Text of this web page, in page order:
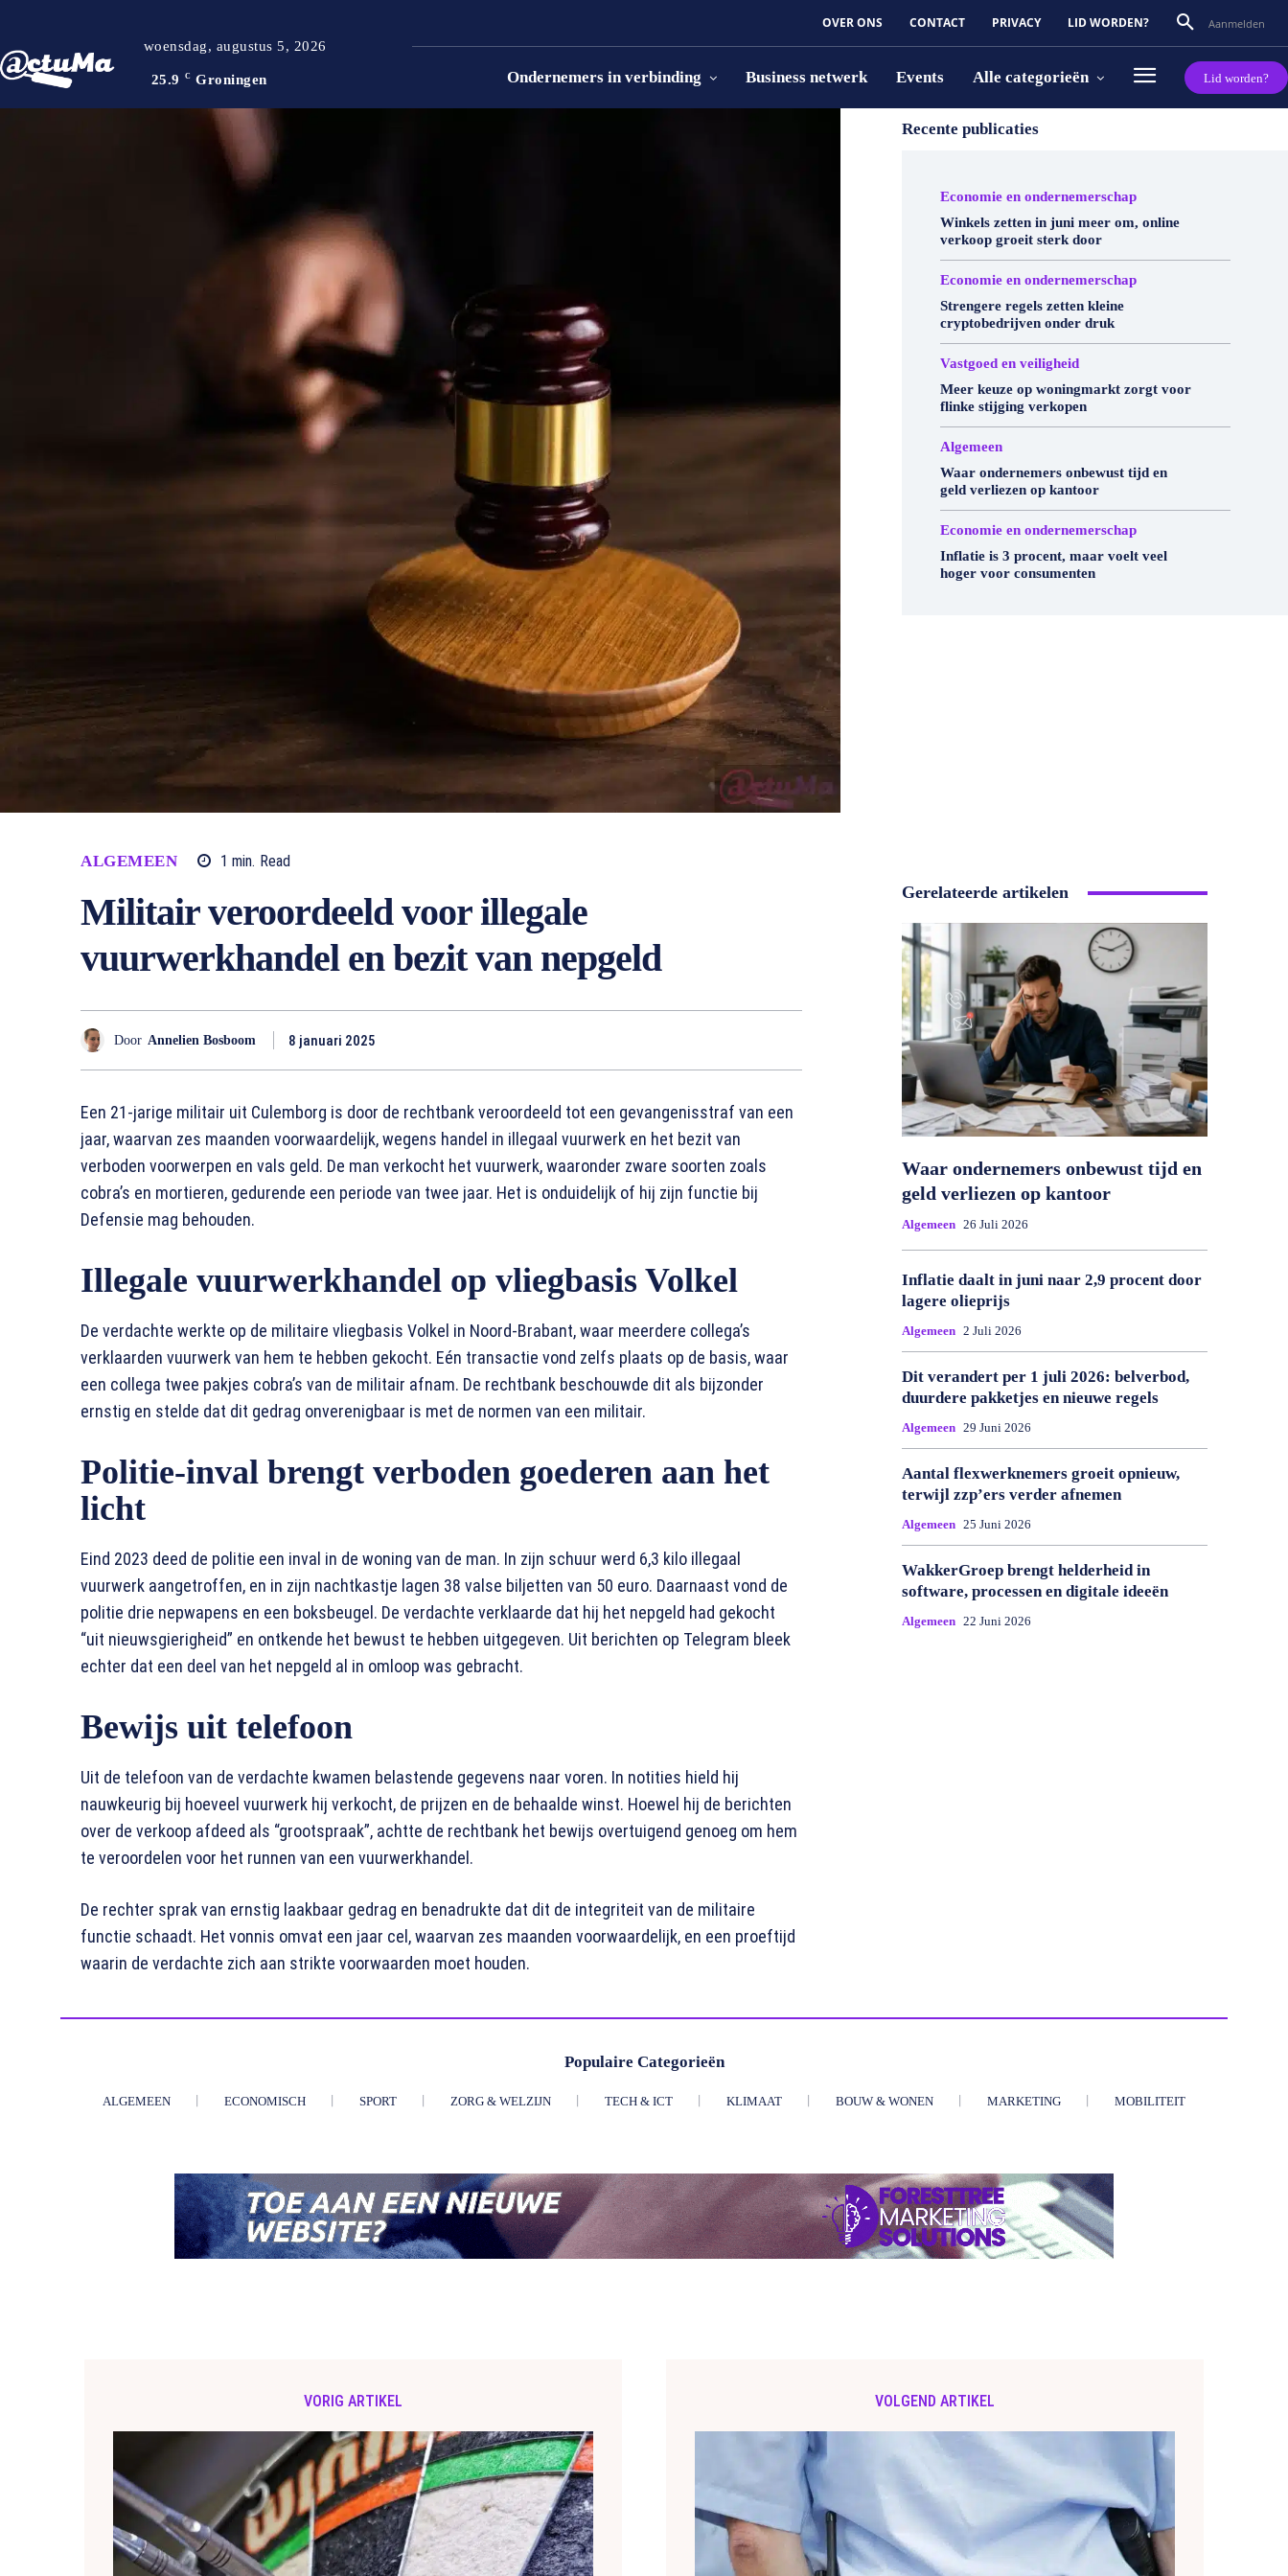
woensdag, augustus 5, 2026
25.9 C Groningen
OVER ONS CONTACT PRIVACY LID WORDEN? Aanmelden
Ondernemers in verbinding Business netwerk Events Alle categorieën Lid worden?
ALGEMEEN 1 min. Read
Militair veroordeeld voor illegale
vuurwerkhandel en bezit van nepgeld
Door Annelien Bosboom 8 januari 2025
Een 21-jarige militair uit Culemborg is door de rechtbank veroordeeld tot een gevangenisstraf van een
jaar, waarvan zes maanden voorwaardelijk, wegens handel in illegaal vuurwerk en het bezit van
verboden voorwerpen en vals geld. De man verkocht het vuurwerk, waaronder zware soorten zoals
cobra’s en mortieren, gedurende een periode van twee jaar. Het is onduidelijk of hij zijn functie bij
Defensie mag behouden.
Illegale vuurwerkhandel op vliegbasis Volkel
De verdachte werkte op de militaire vliegbasis Volkel in Noord-Brabant, waar meerdere collega’s
verklaarden vuurwerk van hem te hebben gekocht. Eén transactie vond zelfs plaats op de basis, waar
een collega twee pakjes cobra’s van de militair afnam. De rechtbank beschouwde dit als bijzonder
ernstig en stelde dat dit gedrag onverenigbaar is met de normen van een militair.
Politie-inval brengt verboden goederen aan het
licht
Eind 2023 deed de politie een inval in de woning van de man. In zijn schuur werd 6,3 kilo illegaal
vuurwerk aangetroffen, en in zijn nachtkastje lagen 38 valse biljetten van 50 euro. Daarnaast vond de
politie drie nepwapens en een boksbeugel. De verdachte verklaarde dat hij het nepgeld had gekocht
“uit nieuwsgierigheid” en ontkende het bewust te hebben uitgegeven. Uit berichten op Telegram bleek
echter dat een deel van het nepgeld al in omloop was gebracht.
Bewijs uit telefoon
Uit de telefoon van de verdachte kwamen belastende gegevens naar voren. In notities hield hij
nauwkeurig bij hoeveel vuurwerk hij verkocht, de prijzen en de behaalde winst. Hoewel hij de berichten
over de verkoop afdeed als “grootspraak”, achtte de rechtbank het bewijs overtuigend genoeg om hem
te veroordelen voor het runnen van een vuurwerkhandel.
De rechter sprak van ernstig laakbaar gedrag en benadrukte dat dit de integriteit van de militaire
functie schaadt. Het vonnis omvat een jaar cel, waarvan zes maanden voorwaardelijk, en een proeftijd
waarin de verdachte zich aan strikte voorwaarden moet houden.
Recente publicaties
Economie en ondernemerschap
Winkels zetten in juni meer om, online
verkoop groeit sterk door
Economie en ondernemerschap
Strengere regels zetten kleine
cryptobedrijven onder druk
Vastgoed en veiligheid
Meer keuze op woningmarkt zorgt voor
flinke stijging verkopen
Algemeen
Waar ondernemers onbewust tijd en
geld verliezen op kantoor
Economie en ondernemerschap
Inflatie is 3 procent, maar voelt veel
hoger voor consumenten
Gerelateerde artikelen
Waar ondernemers onbewust tijd en
geld verliezen op kantoor
Algemeen 26 Juli 2026
Inflatie daalt in juni naar 2,9 procent door
lagere olieprijs
Algemeen 2 Juli 2026
Dit verandert per 1 juli 2026: belverbod,
duurdere pakketjes en nieuwe regels
Algemeen 29 Juni 2026
Aantal flexwerknemers groeit opnieuw,
terwijl zzp’ers verder afnemen
Algemeen 25 Juni 2026
WakkerGroep brengt helderheid in
software, processen en digitale ideeën
Algemeen 22 Juni 2026
Populaire Categorieën
ALGEMEEN ECONOMISCH SPORT ZORG & WELZIJN TECH & ICT KLIMAAT BOUW & WONEN MARKETING MOBILITEIT
VORIG ARTIKEL VOLGEND ARTIKEL